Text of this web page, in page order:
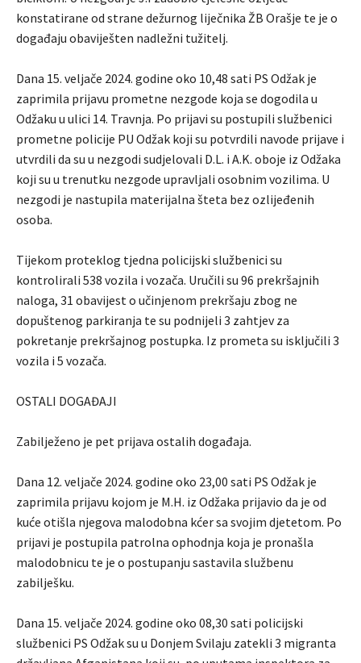
konstatirane od strane dežurnog liječnika ŽB Orašje te je o
događaju obaviješten nadležni tužitelj.
Dana 15. veljače 2024. godine oko 10,48 sati PS Odžak je
zaprimila prijavu prometne nezgode koja se dogodila u
Odžaku u ulici 14. Travnja. Po prijavi su postupili službenici
prometne policije PU Odžak koji su potvrdili navode prijave i
utvrdili da su u nezgodi sudjelovali D.L. i A.K. oboje iz Odžaka
koji su u trenutku nezgode upravljali osobnim vozilima. U
nezgodi je nastupila materijalna šteta bez ozlijeđenih
osoba.
Tijekom proteklog tjedna policijski službenici su
kontrolirali 538 vozila i vozača. Uručili su 96 prekršajnih
naloga, 31 obavijest o učinjenom prekršaju zbog ne
dopuštenog parkiranja te su podnijeli 3 zahtjev za
pokretanje prekršajnog postupka. Iz prometa su isključili 3
vozila i 5 vozača.
OSTALI DOGAĐAJI
Zabilježeno je pet prijava ostalih događaja.
Dana 12. veljače 2024. godine oko 23,00 sati PS Odžak je
zaprimila prijavu kojom je M.H. iz Odžaka prijavio da je od
kuće otišla njegova malodobna kćer sa svojim djetetom. Po
prijavi je postupila patrolna ophodnja koja je pronašla
malodobnicu te je o postupanju sastavila službenu
zabilješku.
Dana 15. veljače 2024. godine oko 08,30 sati policijski
službenici PS Odžak su u Donjem Svilaju zatekli 3 migranta